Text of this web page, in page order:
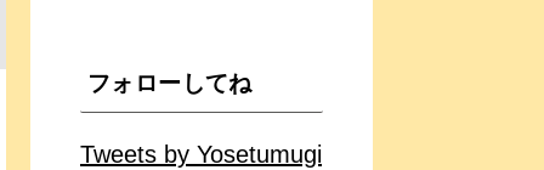
フォローしてね
Tweets by Yosetumugi